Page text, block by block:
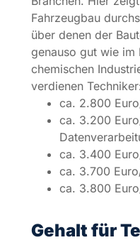
ca. 3.800
Gehalt für
Wie in den meisten
Techniker mit
bessere
etwa zehn Jahren
Gehälter spürbar
ca. 2.700